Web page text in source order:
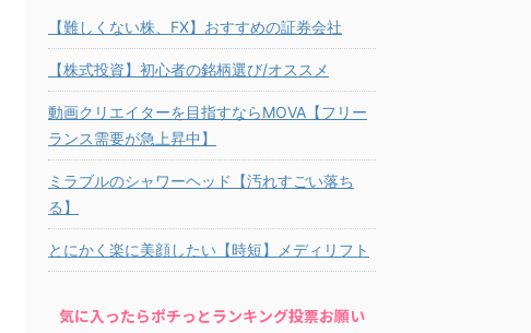
【難しくない株、FX】おすすめの証券会社
【株式投資】初心者の銘柄選び/オススメ
動画クリエイターを目指すならMOVA【フリー
ランス需要が急上昇中】
ミラブルのシャワーヘッド【汚れすごい落ち
る】
とにかく楽に美顔したい【時短】メディリフト
気に入ったらポチっとランキング投票お願い